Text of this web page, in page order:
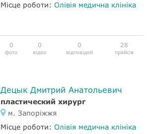
Місце роботи: Олівія медична клініка
0
фото
0
відео
0
відповідей
28
прайсів
Децык Дмитрий Анатольевич
пластический хирург
м. Запоріжжя
Місце роботи: Олівія медична клініка